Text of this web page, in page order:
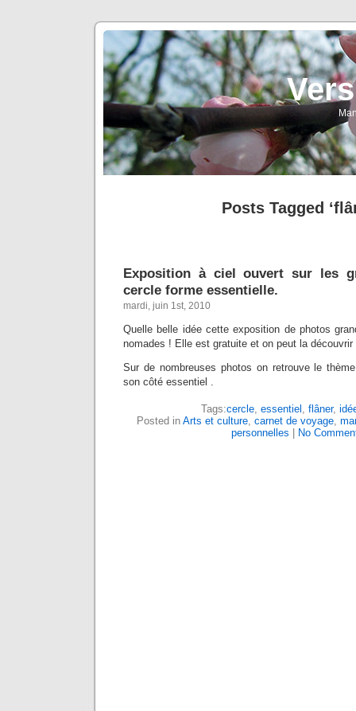
Posts Tagged
Exposition à ciel ouvert sur les
cercle forme essentielle.
mardi, juin 1st, 2010
Quelle belle idée cette exposition de photos
nomades ! Elle est gratuite et on peut la
Sur de nombreuses photos on retrouve le
son côté essentiel .
Tags:cercle, essentiel , flâner,
Posted in Arts et culture, carnet de voyage,
personnelles
No